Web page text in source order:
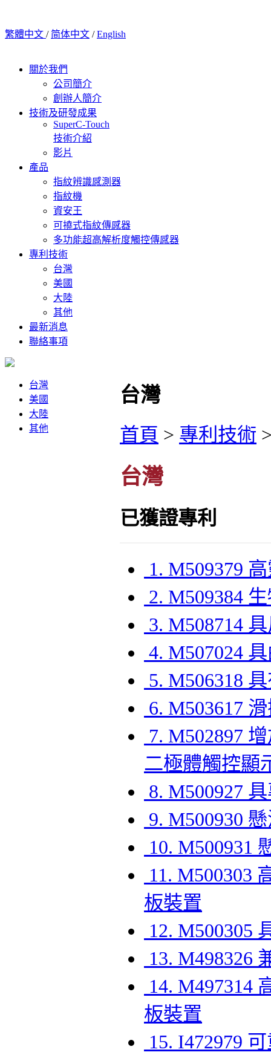
繁體中文 / 简体中文 /English
關於我們
公司簡介
創辦人簡介
技術及研發成果
SuperC-Touch
技術介紹
影片
產品
指紋辨識感測器
指紋機
資安王
可撓式指紋傳感器
多功能超高解析度觸控傳感器
專利技術
台灣
美國
大陸
其他
最新消息
聯絡事項
台灣
美國
大陸
其他
台灣
首頁 > 專利技術
台灣
已獲證專利
1. M509379
2. M509384
3. M508714
4. M507024
5. M506318
6. M503617
7. M502897
二極體觸控顯
8. M500927
9. M500930
10. M500931
11. M500303
板裝置
12. M500305
13. M498326
14. M497314
板裝置
15. I472979